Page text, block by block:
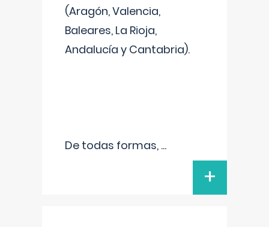
(Aragón, Valencia,
Baleares, La Rioja,
Andalucía y Cantabria).
De todas formas, ...
+